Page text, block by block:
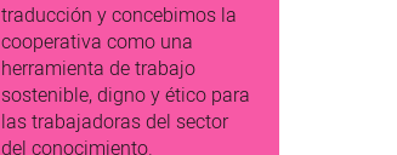
traducción y concebimos la
cooperativa como una
herramienta de trabajo
sostenible, digno y ético para
las trabajadoras del sector